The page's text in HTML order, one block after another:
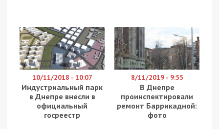
10/11/2018 - 10:07
Индустриальный парк
в Днепре внесли в
официальный
госреестр
8/11/2019 - 9:55
В Днепре
проинспектировали
ремонт Баррикадной:
фото